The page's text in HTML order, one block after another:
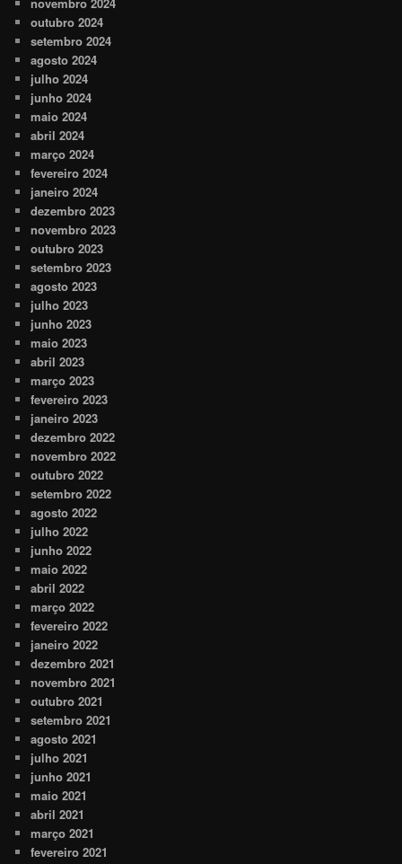
outubro 2024
setembro 2024
agosto 2024
julho 2024
junho 2024
maio 2024
abril 2024
março 2024
fevereiro 2024
janeiro 2024
dezembro 2023
novembro 2023
outubro 2023
setembro 2023
agosto 2023
julho 2023
junho 2023
maio 2023
abril 2023
março 2023
fevereiro 2023
janeiro 2023
dezembro 2022
novembro 2022
outubro 2022
setembro 2022
agosto 2022
julho 2022
junho 2022
maio 2022
abril 2022
março 2022
fevereiro 2022
janeiro 2022
dezembro 2021
novembro 2021
outubro 2021
setembro 2021
agosto 2021
julho 2021
junho 2021
maio 2021
abril 2021
março 2021
fevereiro 2021